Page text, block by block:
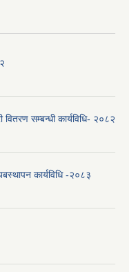
वितरण सम्बन्धी कार्यविधि- २०८२
कार्यविधि -२०८३